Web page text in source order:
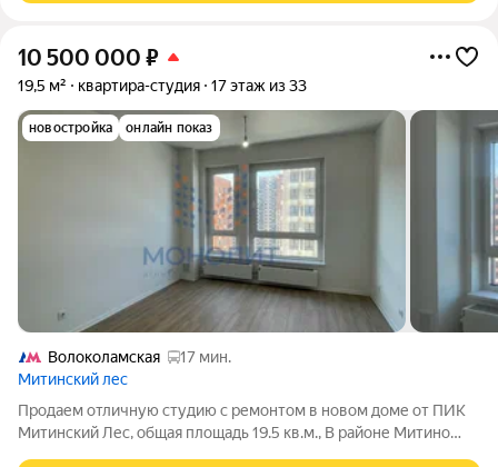
10 500 000 ₽
19,5 м² квартира-студия 17 этаж из 33
новостройка онлайн показ
Волоколамская
17 мин.
Митинский лес
Продаем отличную студию с ремонтом в новом доме от ПИК
Митинский Лес, общая площадь 19.5 кв.м., В районе Митино